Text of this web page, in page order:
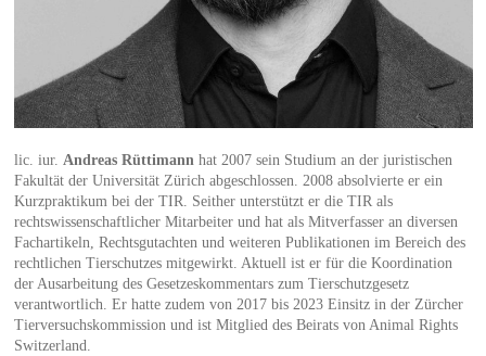
lic. iur. Andreas Rüttimannhat 2007 sein Studium an der juristischen
Fakultät der Universität Zürich abgeschlossen. 2008 absolvierte er ein
Kurzpraktikum bei der TIR. Seither unterstützt er die TIR als
rechtswissenschaftlicher Mitarbeiter und hat als Mitverfasser an diversen
Fachartikeln, Rechtsgutachten und weiteren Publikationen im Bereich des
rechtlichen Tierschutzes mitgewirkt. Aktuell ist er für die Koordination
der Ausarbeitung des Gesetzeskommentars zum Tierschutzgesetz
verantwortlich. Er hatte zudem von 2017 bis 2023 Einsitz in der Zürcher
Tierversuchskommission und ist Mitglied des Beirats von Animal Rights
Switzerland.